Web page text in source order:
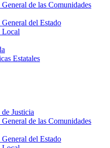
de las Comunidades
del Estado
Local
Estatales
Justicia
de las Comunidades
del Estado